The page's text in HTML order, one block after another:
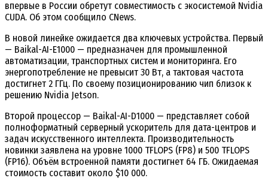
впервые в России обретут совместимость с экосистемой Nvidia
CUDA. Об этом сообщило CNews.
В новой линейке ожидается два ключевых устройства. Первый
— Baikal-AI-E1000 — предназначен для промышленной
автоматизации, транспортных систем и мониторинга. Его
энергопотребление не превысит 30 Вт, а тактовая частота
достигнет 2 ГГц. По своему позиционированию чип близок к
решению Nvidia Jetson.
Второй процессор — Baikal-AI-D1000 — представляет собой
полноформатный серверный ускоритель для дата-центров и
задач искусственного интеллекта. Производительность
новинки заявлена на уровне 1000 TFLOPS (FP8) и 500 TFLOPS
(FP16). Объём встроенной памяти достигнет 64 ГБ. Ожидаемая
стоимость составит около $10 000.